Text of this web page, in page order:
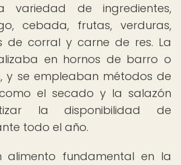
variedad de ingredientes,
cebada, frutas, verduras,
de corral y carne de res. La
en hornos de barro o
y se empleaban métodos de
el secado y la salazón
la disponibilidad de
todo el año.
alimento fundamental en la